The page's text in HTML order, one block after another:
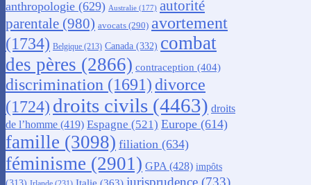
anthropologie (629) Australie (177) autorité
parentale (980) avocats (290) avortement
(1734) Belgique (213) Canada (332) combat
des pères (2866) contraception (404)
discrimination (1691) divorce
(1724) droits civils (4463) droits
de l’homme (419) Espagne (521) Europe (614)
famille (3098) filiation (634)
féminisme (2901) GPA (428) impôts
jurisprudence (733)